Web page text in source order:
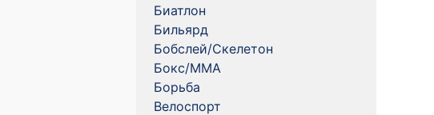
Биатлон
Бильярд
Бобслей/Скелетон
Бокс/MMA
Борьба
Велоспорт